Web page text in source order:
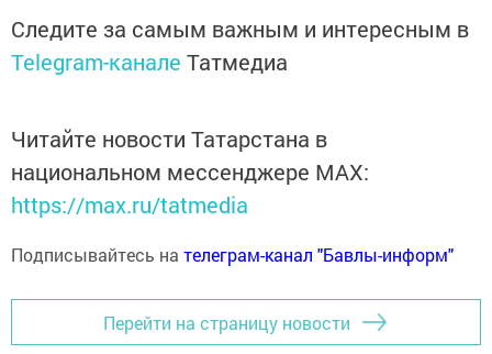
Следите за самым важным и интересным в
Telegram-канале Татмедиа
Читайте новости Татарстана в
национальном мессенджере MАХ:
https://max.ru/tatmedia
Подписывайтесь на телеграм-канал "Бавлы-информ"
Перейти на страницу новости